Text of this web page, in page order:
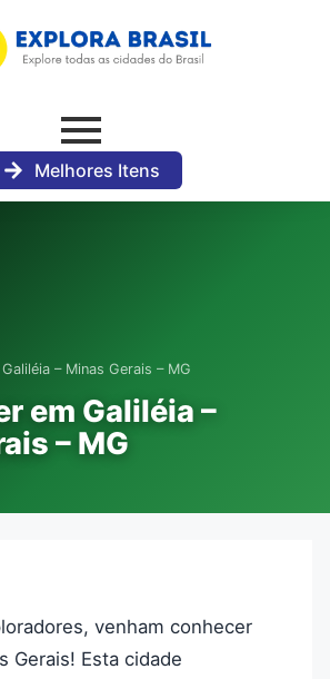
Melhores Itens
– Minas Gerais – MG
em Galiléia –
– MG
venham conhecer
Gerais! Esta cidade